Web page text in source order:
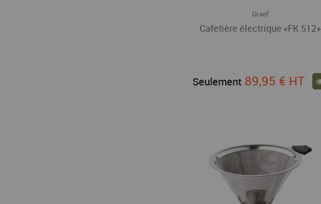
Graef
Cafetière électrique «FK 512»
Seulement 89,95 € HT